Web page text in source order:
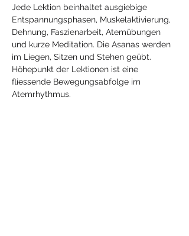
Jede Lektion beinhaltet ausgiebige
Entspannungsphasen, Muskelaktivierung,
Dehnung, Faszienarbeit, Atemübungen
und kurze Meditation. Die Asanas werden
im Liegen, Sitzen und Stehen geübt.
Höhepunkt der Lektionen ist eine
fliessende Bewegungsabfolge im
Atemrhythmus.